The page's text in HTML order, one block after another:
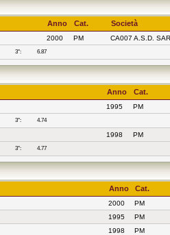
Anno Cat. Società
2000 PM CA007 A.S.D.
3°: 6.87
Anno Cat.
1995 PM
3°: 4.74
1998 PM
3°: 4.77
Anno Cat.
2000
PM
1995
PM
1998
PM